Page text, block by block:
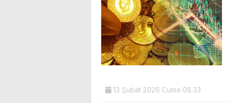
13 Şubat 2026 Cuma 08:33